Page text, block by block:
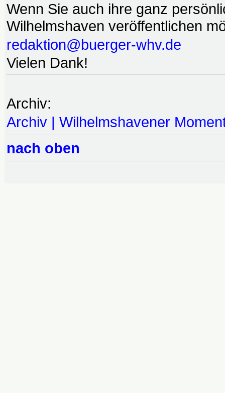
Wenn Sie auch ihre ganz
Wilhelmshaven veröffentlichen
redaktion@buerger-whv.de
Vielen Dank!
Archiv:
Archiv | Wilhelmshavener
nach oben